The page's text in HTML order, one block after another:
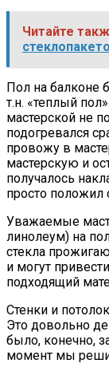
Читайте
Пол на балконе
т.н. «теплый
мастерской не
подогревался
провожу в
мастерскую и
получалось
просто положил
Уважаемые
линолеум) на
стекла
и могут
подходящий
Стенки и
Это довольно
было, конечно,
момент мы